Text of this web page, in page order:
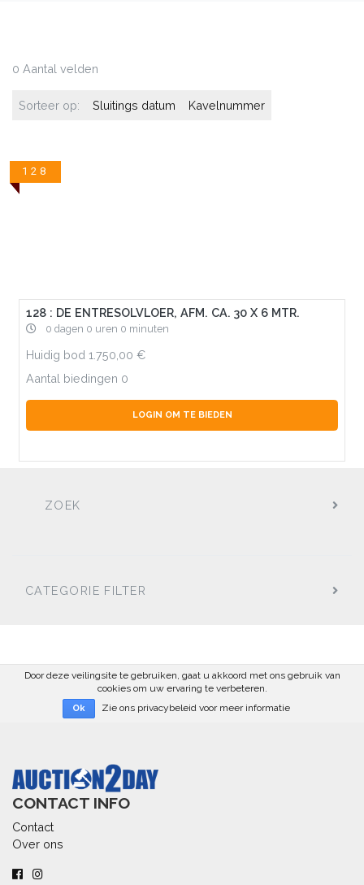
0 Aantal velden
Sorteer op: Sluitings datum Kavelnummer
128
128 : DE ENTRESOLVLOER, AFM. CA. 30 X 6 MTR.
0 dagen 0 uren 0 minuten
Huidig bod 1.750,00
Aantal biedingen 0
LOGIN OM TE BIEDEN
ZOEK
CATEGORIE FILTER
Door deze veilingsite te gebruiken, gaat u akkoord met ons gebruik van
cookies om uw ervaring te verbeteren.
Ok Zie ons privacybeleid voor meer informatie
CONTACT INFO
Contact
Over ons